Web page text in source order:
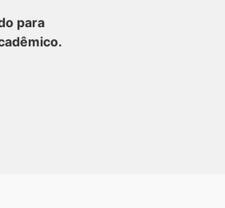
para